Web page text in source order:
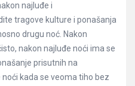
najluđe i
tragove kulture i ponašanja
drugu noć. Nakon
nakon najluđe noći ima se
prisutnih na
kada se veoma tiho bez